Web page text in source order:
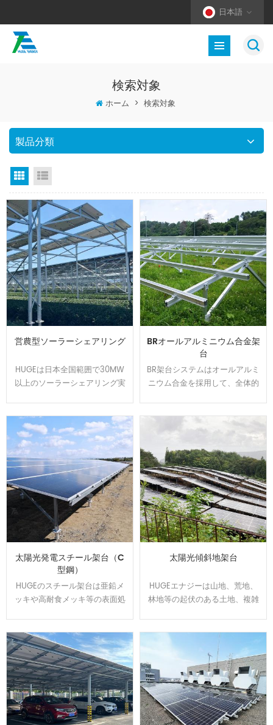
日本語
検索対象
ホーム > 検索対象
製品分類
グリッドビュー
営農型ソーラーシェアリング
HUGEは日本全国範囲で30MW
以上のソーラーシェアリング実
発して、太陽光パネルの影が夏
の高温から作物や耕作者を守り
ます。農地資源の有効活用と経
済収益をアップするのはお客様
から良い評判を貰いました。
BRオールアルミニウム合金架
台
BR架台システムはオールアルミ
ニウム合金を採用して、全体的
ンに取り付けられます、太陽光
発電システムを設置する時間と
コストは節約できます。アルミ
表面は陽極処理で、耐食性が強
くて、太陽光架台は悪質な環境
で長い使用寿命を確保できま
す。
太陽光発電スチール架台（C
型鋼）
HUGEのスチール架台は亜鉛メ
ッキや高耐食メッキ等の表面処
量鉄骨構造で、スパンを最大化
し、基礎数を抑えたご提案が可
能です。他の材質に比べ値段が
安いです。
太陽光傾斜地架台
HUGEエナジーは山地、荒地、
林地等の起伏のある土地、複雑
100MW以上の実績経験あり、開
発した回転金具はいろいろな土
地傾斜問題を解決できます。